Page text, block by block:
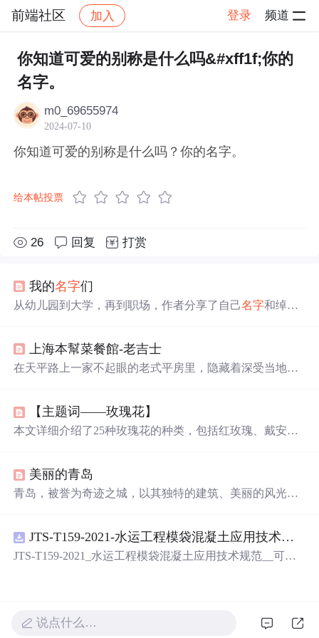
前端社区 加入 登录 频道
社区 前端社区 感慨 帖子详情
你知道可爱的别称是什么吗&#xff1f;你的
名字。
m0_69655974
2024-07-10
你知道可爱的别称是什么吗？你的名字。
给本帖投票
26 回复 打赏
我的名字们
从幼儿园到大学，再到职场，作者分享了自己名字和绰号
上海本幫菜餐館-老吉士
在天平路上一家不起眼的老式平房里，隐藏着深受当地人
以享用，但幸运的是，作者在附近散步时意外发现并品尝
了这里的美味。老吉士营业时间为11:00-15:00和17:00-24:0
【主题词——玫瑰花】
本文详细介绍了25种玫瑰花的种类，包括红玫瑰、戴安
独特之处。
美丽的青岛
青岛，被誉为奇迹之城，以其独特的建筑、美丽的风光和
人的魅力。这里是生活的安逸之地，时光在这里仿佛静
止，让人感受到前所未有的宁静与美好。
JTS-T159-2021-水运工程模袋混凝土应用技术规范-可搜索.pdf
JTS-T159-2021_水运工程模袋混凝土应用技术规范__可搜
说点什么…